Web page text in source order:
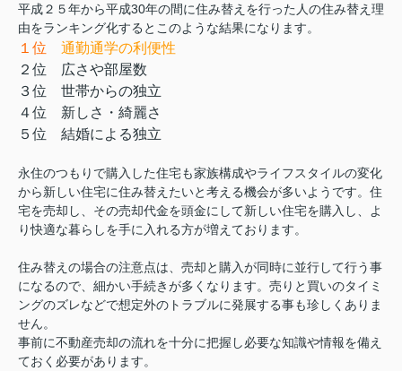
平成２５年から平成30年の間に住み替えを行った人の住み替え理
由をランキング化するとこのような結果になります。
１位
通勤通学の利便性
２位 広さや部屋数
３位 世帯からの独立
４位 新しさ・綺麗さ
５位 結婚による独立
永住のつもりで購入した住宅も家族構成やライフスタイルの変化
から新しい住宅に住み替えたいと考える機会が多いようです。住
宅を売却し、その売却代金を頭金にして新しい住宅を購入し、よ
り快適な暮らしを手に入れる方が増えております。
住み替えの場合の注意点は、売却と購入が同時に並行して行う事
になるので、細かい手続きが多くなります。売りと買いのタイミ
ングのズレなどで想定外のトラブルに発展する事も珍しくありま
せん。
事前に不動産売却の流れを十分に把握し必要な知識や情報を備え
ておく必要があります。